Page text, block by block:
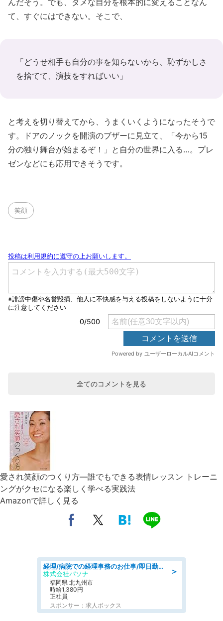
んだそう。でも、ダメな自分を根本的に変えることなん
て、すぐにはできない。そこで、
「どうせ相手も自分の事を知らないから、恥ずかしさ
を捨てて、演技をすればいい」
と考えを切り替えてから、うまくいくようになったそうで
す。ドアのノックを開演のブザーに見立て、「今から15
分の独り舞台が始まるぞ！」と自分の世界に入る…。プレ
ゼンなどにも応用できそうです。
笑顔
全てのコメントを見る
愛され笑顔のつくり方―誰でもできる表情レッスン トレーニ
ングがクセになる楽しく学べる実践法
Amazonで詳しく見る
＞
経理/病院での経理事務のお仕事/即日勤務可/車通勤可/経理/一般事務
株式会社パソナ
福岡県 北九州市
時給1,380円
正社員
スポンサー：求人ボックス